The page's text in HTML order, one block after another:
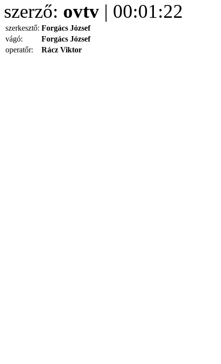
szerző: ovtv | 00:01:22
szerkesztő: Forgács József
vágó:
Forgács József
operatőr:
Rácz Viktor